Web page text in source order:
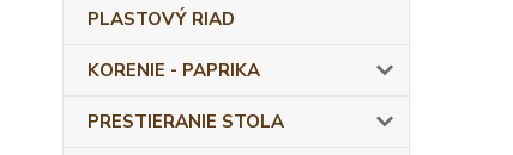
PLASTOVÝ RIAD
KORENIE - PAPRIKA
PRESTIERANIE STOLA